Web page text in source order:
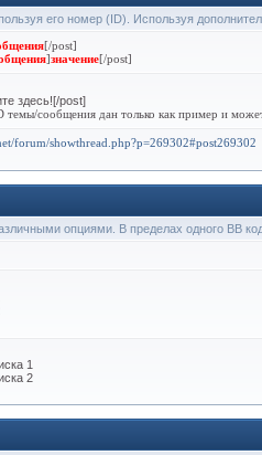
его номер (ID). Используя
[/post]
]значение[/post]
здесь![/post]
сообщения дан только как пример и
forum/showthread.php?p=269302#post269302
опциями. В пределах одного BB
1
2